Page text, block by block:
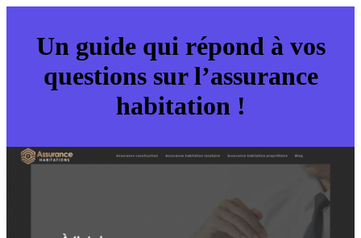
Un guide qui répond à vos
questions sur l’assurance
habitation !